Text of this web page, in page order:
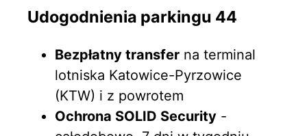
Udogodnienia parkingu 44
Bezpłatny transfer na terminal
lotniska Katowice-Pyrzowice
(KTW) i z powrotem
Ochrona SOLID Security -